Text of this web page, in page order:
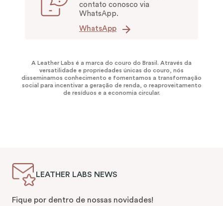
contato conosco via
WhatsApp.
WhatsApp
A Leather Labs é a marca do couro do Brasil. Através da
versatilidade e propriedades únicas do couro, nós
disseminamos conhecimento e fomentamos a transformação
social para incentivar a geração de renda, o reaproveitamento
de resíduos e a economia circular.
LEATHER LABS NEWS
Fique por dentro de nossas novidades!